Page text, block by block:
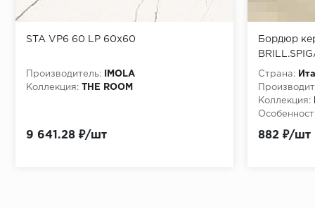
STA VP6 60 LP 60x60
Производитель:
IMOLA
Коллекция:
THE ROOM
9 641.28 ₽/шт
Бордюр
Страна:
Коллекция:
882 ₽/шт